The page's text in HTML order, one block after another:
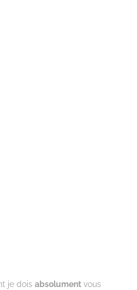
je dois absolument vous